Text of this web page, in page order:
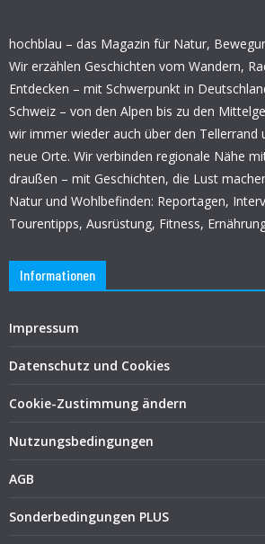
hochblau – das Magazin für Natur,
Wir erzählen Geschichten vom Wandern,
Entdecken – mit Schwerpunkt in
Schweiz – von den Alpen bis zu den
wir immer wieder auch über den Tellerrand
neue Orte. Wir verbinden regionale Nähe
draußen – mit Geschichten, die Lust
Natur und Wohlbefinden: Reportagen,
Tourentipps, Ausrüstung, Fitness,
Informationen
Impressum
Datenschutz und Cookies
Cookie-Zustimmung ändern
Nutzungsbedingungen
AGB
Sonderbedingungen PLUS